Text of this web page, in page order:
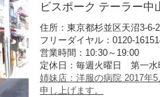
ビスポーク テーラー
住所：東京都杉並区天沼3-6-
フリーダイヤル：0120-
営業時間：10:30～19:00
定休日：毎週火曜日 第一水
姉妹店：洋服の病院 2017年
申し上げます。